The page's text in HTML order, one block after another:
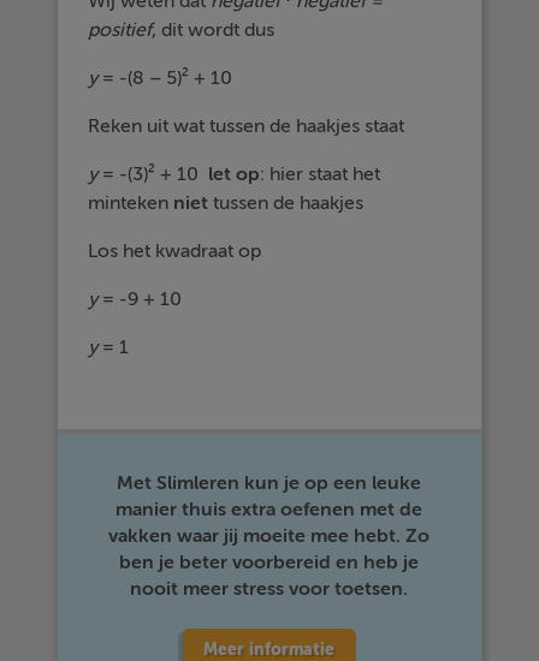
positief, dit wordt dus
y= -(8 – 5)² + 10
Reken uit wat tussen de haakjes staat
y= -(3)² + 10 let op: hier staat het
minteken niettussen de haakjes
Los het kwadraat op
y= -9 + 10
y= 1
Met Slimleren kun je op een leuke
manier thuis extra oefenen met de
vakken waar jij moeite mee hebt. Zo
ben je beter voorbereid en heb je
nooit meer stress voor toetsen.
Meer informatie